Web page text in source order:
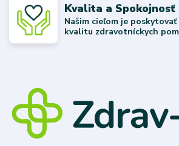
Kvalita a Spokojnosť
Našim cieľom je poskytovať
kvalitu zdravotníckych